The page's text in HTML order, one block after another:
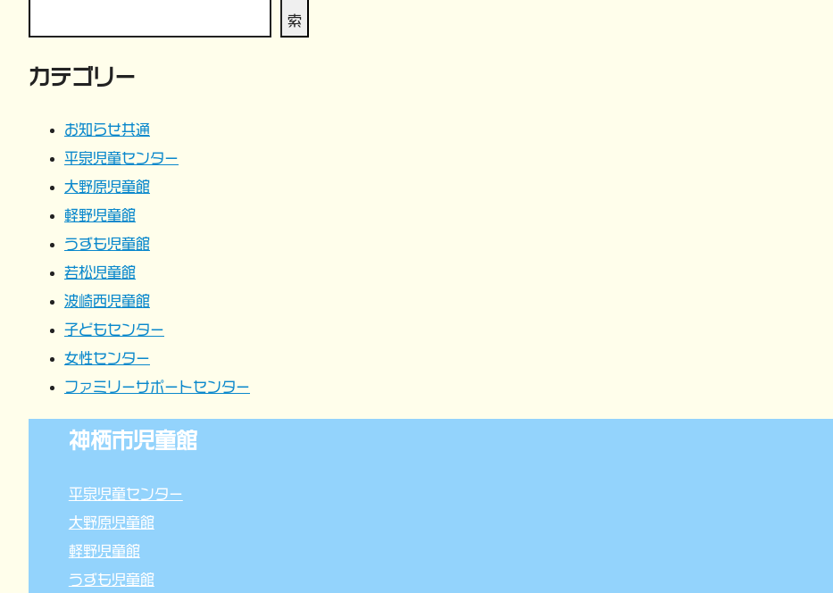
ビ
ゲ
索
カテゴリー
お知らせ共通
平泉児童センター
大野原児童館
軽野児童館
うずも児童館
若松児童館
波崎西児童館
子どもセンター
女性センター
ファミリーサポートセンター
神栖市児童館
平泉児童センター
大野原児童館
軽野児童館
うずも児童館